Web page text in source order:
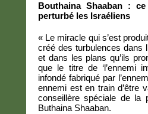
Bouthaina Shaaban :
perturbé les Israéliens
« Le miracle qui s’est
créé des turbulences dans
et dans les plans qu’ils
que le titre de ‘l’ennemi
infondé fabriqué par
ennemi est en train d’être
conseillère spéciale de la
Buthaina Shaaban.